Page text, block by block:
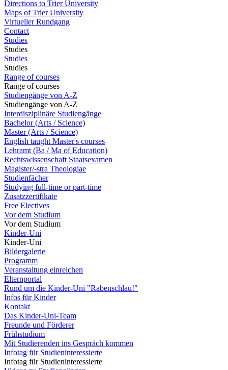
Directions to Trier University
Maps of Trier University
Virtueller Rundgang
Contact
Studies
Studies
Studies
Studies
Range of courses
Range of courses
Studiengänge von A-Z
Studiengänge von A-Z
Interdisziplinäre Studiengänge
Bachelor (Arts / Science)
Master (Arts / Science)
English taught Master's courses
Lehramt (Ba / Ma of Education)
Rechtswissenschaft Staatsexamen
Magister/-stra Theologiae
Studienfächer
Studying full-time or part-time
Zusatzzertifikate
Free Electives
Vor dem Studium
Vor dem Studium
Kinder-Uni
Kinder-Uni
Bildergalerie
Programm
Veranstaltung einreichen
Elternportal
Rund um die Kinder-Uni "Rabenschlau!"
Infos für Kinder
Kontakt
Das Kinder-Uni-Team
Freunde und Förderer
Frühstudium
Mit Studierenden ins Gespräch kommen
Infotag für Studieninteressierte
Infotag für Studieninteressierte